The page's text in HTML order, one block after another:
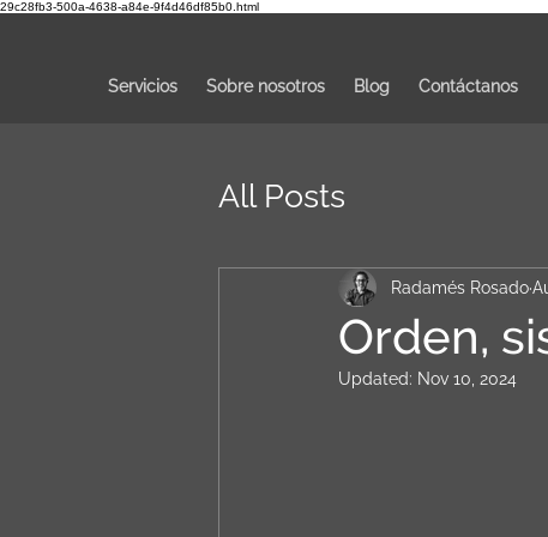
29c28fb3-500a-4638-a84e-9f4d46df85b0.html
Servicios Sobre nosotros Blog Contáctanos
All Posts
Orden,
Radamés Rosado
Updated: Nov 10, 2024